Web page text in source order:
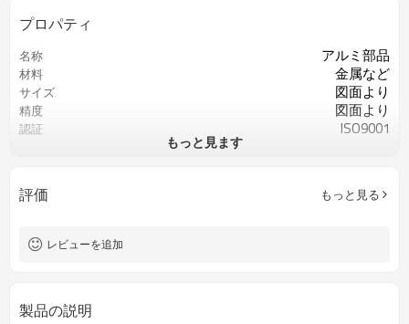
プロパティ
名称 アルミ部品
材料 金属など
サイズ 図面より
精度 図面より
認証 ISO9001
もっと見ます
評価 もっと見る
レビューを追加
製品の説明